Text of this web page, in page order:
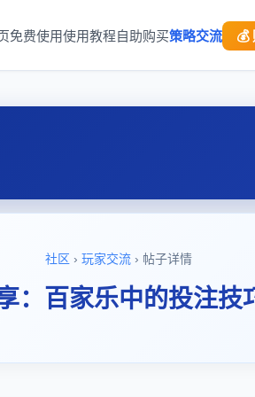
免费使用使用教程自助购买策略交流 💰
社区 › 玩家交流 › 帖子详情
：百家乐中的投注技